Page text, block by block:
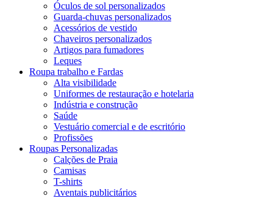
Óculos de sol personalizados
Guarda-chuvas personalizados
Acessórios de vestido
Chaveiros personalizados
Artigos para fumadores
Leques
Roupa trabalho e Fardas
Alta visibilidade
Uniformes de restauração e hotelaria
Indústria e construção
Saúde
Vestuário comercial e de escritório
Profissões
Roupas Personalizadas
Calções de Praia
Camisas
T-shirts
Aventais publicitários